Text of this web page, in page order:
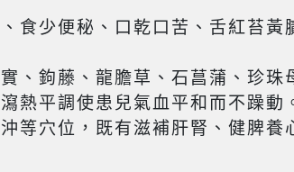
食少便秘、口乾口苦、舌紅苔黃
、鉤藤、龍膽草、石菖蒲、珍
熱平調使患兒氣血平和而不躁動
等穴位，既有滋補肝腎、健脾